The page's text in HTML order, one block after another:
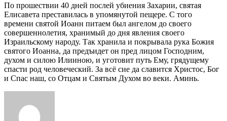
По прошествии 40 дней послей убиения Захарии, святая
Елисавета преставилась в упомянутой пещере. С того
времени святой Иоанн питаем был ангелом до своего
совершеннолетия, хранимый до дня явления своего
Израильскому народу. Так хранила и покрывала рука Божия
святого Иоанна, да предъидет он пред лицом Господним,
духом и силою Илииною, и уготовит путь Ему, грядущему
спасти род человеческий. За всё сие да славится Христос, Бог
и Спас наш, со Отцам и Святым Духом во веки. Аминь.